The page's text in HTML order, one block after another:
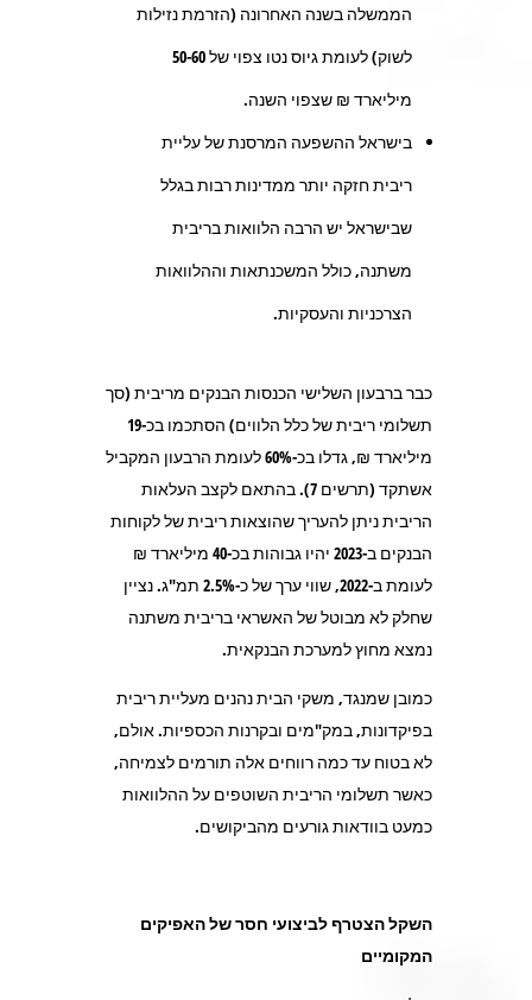
הממשלה בשנה האחרונה (הזרמת נזילות
לשוק) לעומת גיוס נטו צפוי של 50-60
מיליארד ₪ שצפוי השנה.
בישראל ההשפעה המרסנת של עליית
ריבית חזקה יותר ממדינות רבות בגלל
שבישראל יש הרבה הלוואות בריבית
משתנה, כולל המשכנתאות וההלוואות
הצרכניות והעסקיות.
כבר ברבעון השלישי הכנסות הבנקים מריבית (סך
תשלומי ריבית של כלל הלווים) הסתכמו בכ-19
מיליארד ₪, גדלו בכ-60% לעומת הרבעון המקביל
אשתקד (תרשים 7). בהתאם לקצב העלאות
הריבית ניתן להעריך שהוצאות ריבית של לקוחות
הבנקים ב-2023 יהיו גבוהות בכ-40 מיליארד ₪
לעומת ב-2022, שווי ערך של כ-2.5% תמ"ג. נציין
שחלק לא מבוטל של האשראי בריבית משתנה
נמצא מחוץ למערכת הבנקאית.
כמובן שמנגד, משקי הבית נהנים מעליית ריבית
בפיקדונות, במק"מים ובקרנות הכספיות. אולם,
לא בטוח עד כמה רווחים אלה תורמים לצמיחה,
כאשר תשלומי הריבית השוטפים על ההלוואות
כמעט בוודאות גורעים מהביקושים.
השקל הצטרף לביצועי חסר של האפיקים
המקומיים